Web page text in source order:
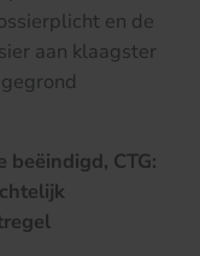
en de
aan klaagster
beëindigd, CTG: